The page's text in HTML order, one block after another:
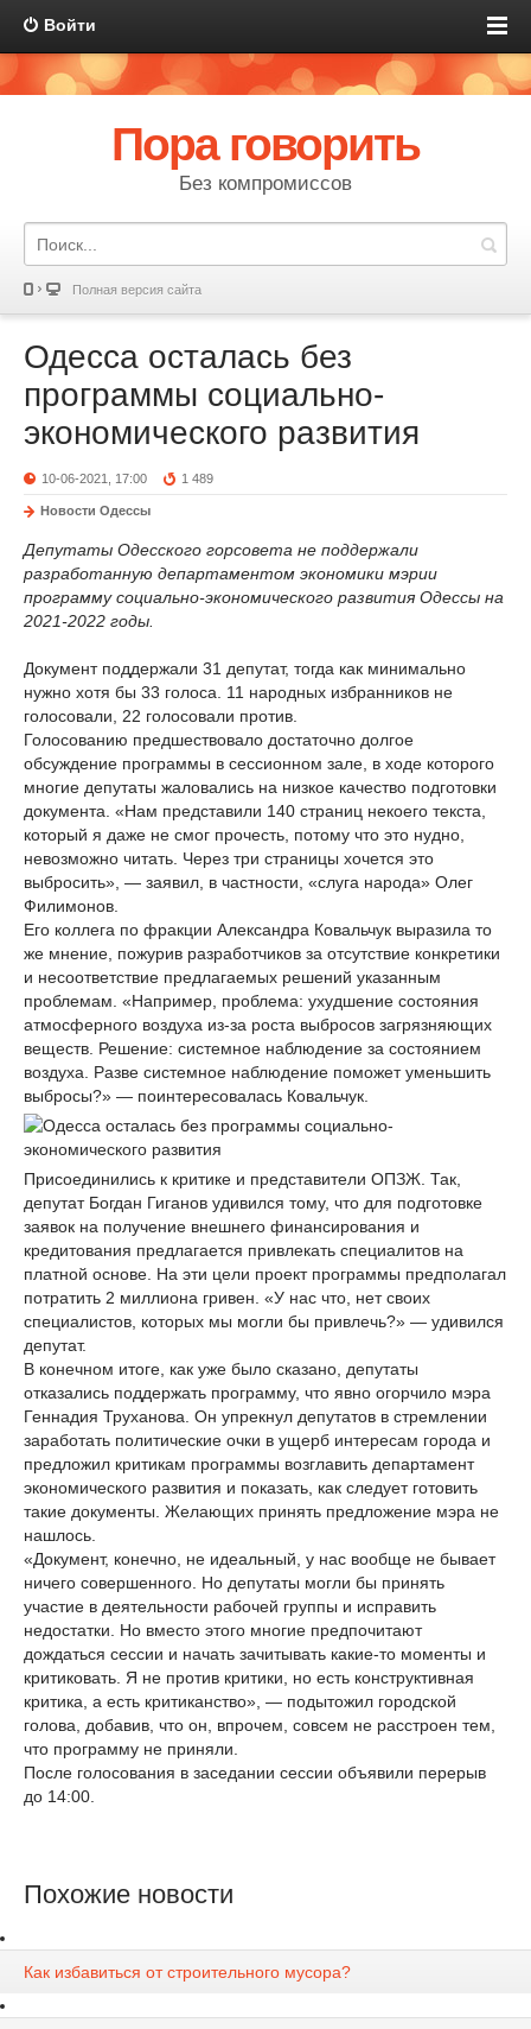
Войти
Пора говорить
Без компромиссов
Полная версия сайта
Одесса осталась без
программы социально-
экономического развития
10-06-2021, 17:00 1 489
Новости Одессы
Депутаты Одесского горсовета не поддержали
разработанную департаментом экономики мэрии
программу социально-экономического развития Одессы на
2021-2022 годы.
Документ поддержали 31 депутат, тогда как минимально
нужно хотя бы 33 голоса. 11 народных избранников не
голосовали, 22 голосовали против.
Голосованию предшествовало достаточно долгое
обсуждение программы в сессионном зале, в ходе которого
многие депутаты жаловались на низкое качество подготовки
документа. «Нам представили 140 страниц некоего текста,
который я даже не смог прочесть, потому что это нудно,
невозможно читать. Через три страницы хочется это
выбросить», — заявил, в частности, «слуга народа» Олег
Филимонов.
Его коллега по фракции Александра Ковальчук выразила то
же мнение, пожурив разработчиков за отсутствие конкретики
и несоответствие предлагаемых решений указанным
проблемам. «Например, проблема: ухудшение состояния
атмосферного воздуха из-за роста выбросов загрязняющих
веществ. Решение: системное наблюдение за состоянием
воздуха. Разве системное наблюдение поможет уменьшить
выбросы?» — поинтересовалась Ковальчук.
Присоединились к критике и представители ОПЗЖ. Так,
депутат Богдан Гиганов удивился тому, что для подготовке
заявок на получение внешнего финансирования и
кредитования предлагается привлекать специалитов на
платной основе. На эти цели проект программы предполагал
потратить 2 миллиона гривен. «У нас что, нет своих
специалистов, которых мы могли бы привлечь?» — удивился
депутат.
В конечном итоге, как уже было сказано, депутаты
отказались поддержать программу, что явно огорчило мэра
Геннадия Труханова. Он упрекнул депутатов в стремлении
заработать политические очки в ущерб интересам города и
предложил критикам программы возглавить департамент
экономического развития и показать, как следует готовить
такие документы. Желающих принять предложение мэра не
нашлось.
«Документ, конечно, не идеальный, у нас вообще не бывает
ничего совершенного. Но депутаты могли бы принять
участие в деятельности рабочей группы и исправить
недостатки. Но вместо этого многие предпочитают
дождаться сессии и начать зачитывать какие-то моменты и
критиковать. Я не против критики, но есть конструктивная
критика, а есть критиканство», — подытожил городской
голова, добавив, что он, впрочем, совсем не расстроен тем,
что программу не приняли.
После голосования в заседании сессии объявили перерыв
до 14:00.
Похожие новости
Как избавиться от строительного мусора?